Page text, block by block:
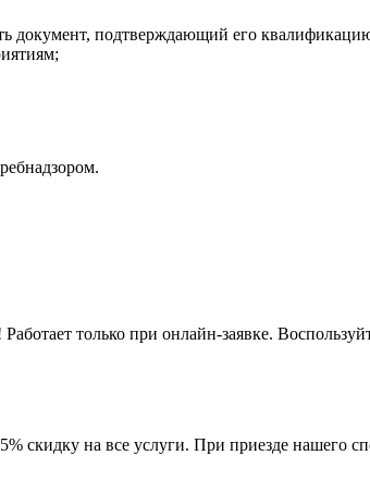
документ, подтверждающий его
.
только при онлайн-заявке.
скидку на все услуги. При приезде нашего